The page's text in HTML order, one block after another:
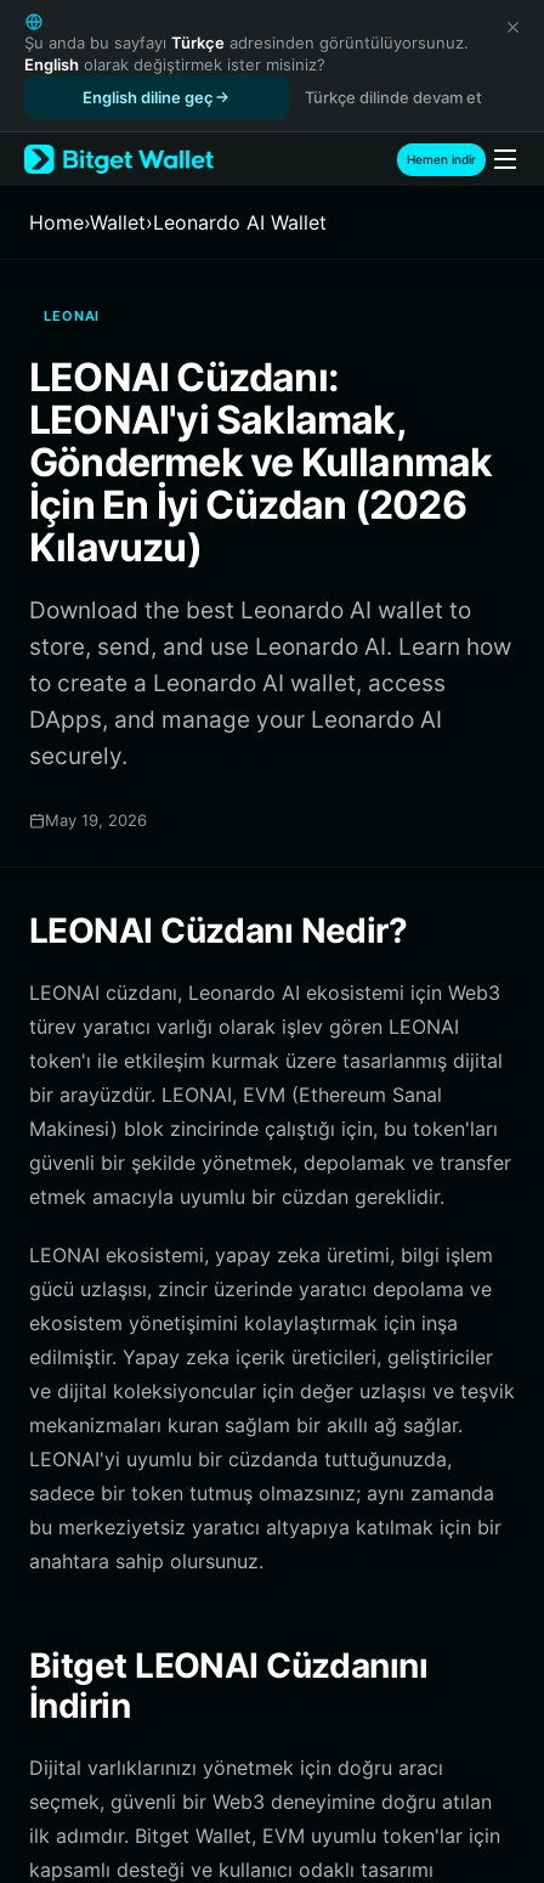
English
日本語
Tiếng Việt
Español (Latinoamérica)
Türkçe
Français
繁體中文
Bahasa Indonesia
ภาษาไทย
Español
Português (Brasil)
Español (Argentina)
Şu anda bu sayfayı Türkçe adresinden görüntülüyorsunuz.
English olarak değiştirmek ister misiniz?
English diline geç
Türkçe dilinde devam et
Hemen indir
Home›Wallet›Leonardo AI Wallet
LEONAI
LEONAI Cüzdanı:
LEONAI'yi Saklamak,
Göndermek ve Kullanmak
İçin En İyi Cüzdan (2026
Kılavuzu)
Download the best Leonardo AI wallet to
store, send, and use Leonardo AI. Learn how
to create a Leonardo AI wallet, access
DApps, and manage your Leonardo AI
securely.
May 19, 2026
LEONAI Cüzdanı Nedir?
LEONAI cüzdanı, Leonardo AI ekosistemi için Web3
türev yaratıcı varlığı olarak işlev gören LEONAI
token'ı ile etkileşim kurmak üzere tasarlanmış dijital
bir arayüzdür. LEONAI, EVM (Ethereum Sanal
Makinesi) blok zincirinde çalıştığı için, bu token'ları
güvenli bir şekilde yönetmek, depolamak ve transfer
etmek amacıyla uyumlu bir cüzdan gereklidir.
LEONAI ekosistemi, yapay zeka üretimi, bilgi işlem
gücü uzlaşısı, zincir üzerinde yaratıcı depolama ve
ekosistem yönetişimini kolaylaştırmak için inşa
edilmiştir. Yapay zeka içerik üreticileri, geliştiriciler
ve dijital koleksiyoncular için değer uzlaşısı ve teşvik
mekanizmaları kuran sağlam bir akıllı ağ sağlar.
LEONAI'yi uyumlu bir cüzdanda tuttuğunuzda,
sadece bir token tutmuş olmazsınız; aynı zamanda
bu merkeziyetsiz yaratıcı altyapıya katılmak için bir
anahtara sahip olursunuz.
Bitget LEONAI Cüzdanını
İndirin
Dijital varlıklarınızı yönetmek için doğru aracı
seçmek, güvenli bir Web3 deneyimine doğru atılan
ilk adımdır. Bitget Wallet, EVM uyumlu token'lar için
kapsamlı desteği ve kullanıcı odaklı tasarımı